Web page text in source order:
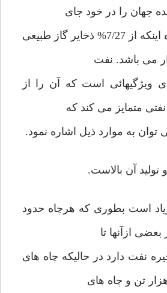
جهان را در خود جای
داده است، بعلاوه اینکه از 7/27% ذخایر گاز طبیعی
می باشد. نفت
ویژگیهائی است که آن را از
متمایز می کند که
به موارد ذیل اشاره نمود.
زیاد است بطوری که هرچاه حدود
نفت دارد در حالیکه چاه های